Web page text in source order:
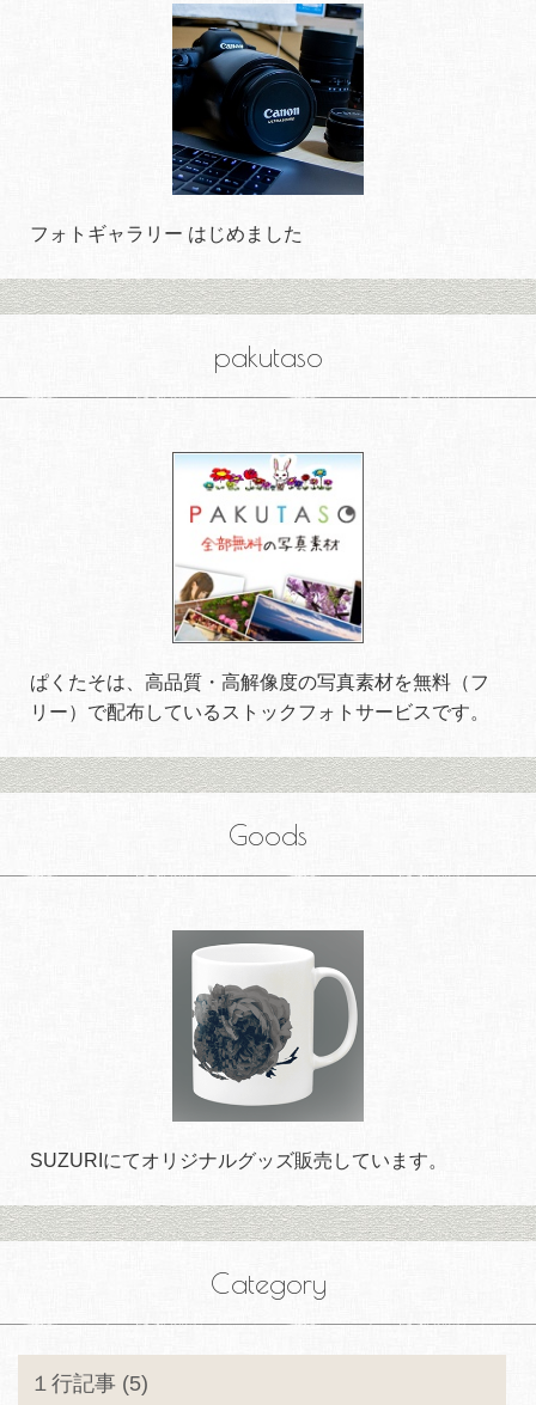
フォトギャラリー はじめました
pakutaso
ぱくたそは、高品質・高解像度の写真素材を無料（フ
リー）で配布しているストックフォトサービスです。
Goods
SUZURIにてオリジナルグッズ販売しています。
Category
１行記事 (5)